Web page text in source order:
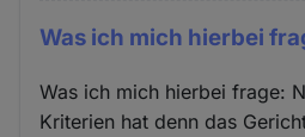
Was ich mich hierbei
Was ich mich hierbei frage:
Kriterien hat denn das